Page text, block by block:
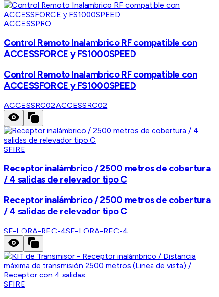
ACCESSPRO
Control Remoto Inalambrico RF compatible con
ACCESSFORCE y FS1000SPEED
Control Remoto Inalambrico RF compatible con
ACCESSFORCE y FS1000SPEED
ACCESSRC02ACCESSRC02
SFIRE
Receptor inalámbrico / 2500 metros de cobertura
/ 4 salidas de relevador tipo C
Receptor inalámbrico / 2500 metros de cobertura
/ 4 salidas de relevador tipo C
SF-LORA-REC-4SF-LORA-REC-4
SFIRE